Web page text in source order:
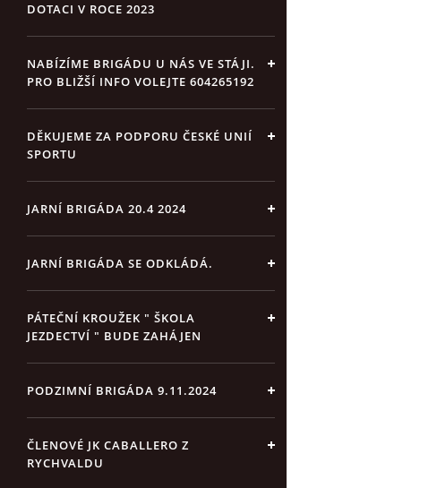
DOTACI V ROCE 2023
NABÍZÍME BRIGÁDU U NÁS VE STÁJI.
PRO BLIŽŠÍ INFO VOLEJTE 604265192
DĚKUJEME ZA PODPORU ČESKÉ UNIÍ
SPORTU
JARNÍ BRIGÁDA 20.4 2024
JARNÍ BRIGÁDA SE ODKLÁDÁ.
PÁTEČNÍ KROUŽEK " ŠKOLA
JEZDECTVÍ " BUDE ZAHÁJEN
PODZIMNÍ BRIGÁDA 9.11.2024
ČLENOVÉ JK CABALLERO Z
RYCHVALDU